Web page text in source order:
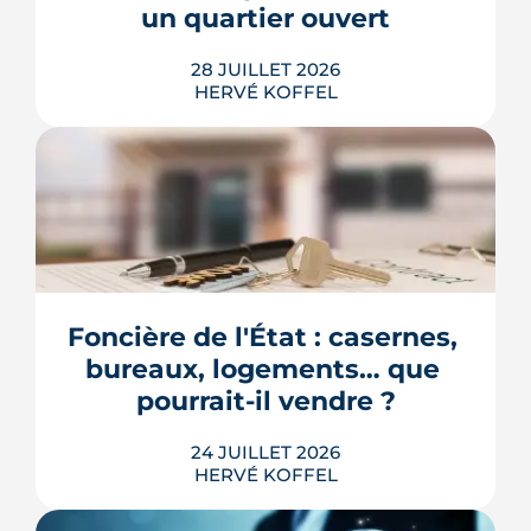
très instructives. Merci beaucoup.
LIRE L'ARTICLE
un quartier ouvert
28 JUILLET 2026
HERVÉ KOFFEL
Longtemps clos derrière les murs de
l'hôpital Guillaume-Régnier, le Bois-
Perrin s'ouvre enfin sur la ville. La
redessinera tout un pan du quartier
Jeanne-d'Arc jusqu'en 2030.
LIRE L'ARTICLE
Foncière de l'État : casernes,
bureaux, logements… que
pourrait-il vendre ?
24 JUILLET 2026
HERVÉ KOFFEL